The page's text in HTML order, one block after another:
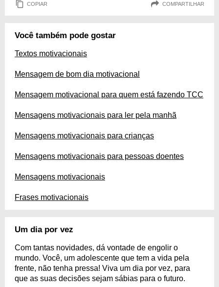
COPIAR COMPARTILHAR
Você também pode gostar
Textos motivacionais
Mensagem de bom dia motivacional
Mensagem motivacional para quem está fazendo TCC
Mensagens motivacionais para ler pela manhã
Mensagens motivacionais para crianças
Mensagens motivacionais para pessoas doentes
Mensagens motivacionais
Frases motivacionais
Um dia por vez
Com tantas novidades, dá vontade de engolir o
mundo. Você, um adolescente que tem a vida pela
frente, não tenha pressa! Viva um dia por vez, para
que as suas decisões sejam sábias para o futuro.